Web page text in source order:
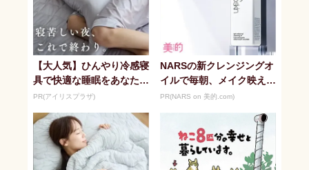
【大人気】ひんやり冷感寝
具で快適な睡眠をあなた
に。
PR(アイリスプラザ)
NARSの新クレンジングオ
イルで毎朝、メイク映えす
る潤い美肌へ
PR(NARS on 美的.com)